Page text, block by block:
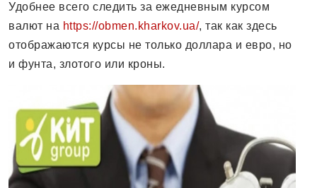
Удобнее всего следить за ежедневным курсом
валют на https://obmen.kharkov.ua/, так как здесь
отображаются курсы не только доллара и евро, но
и фунта, злотого или кроны.